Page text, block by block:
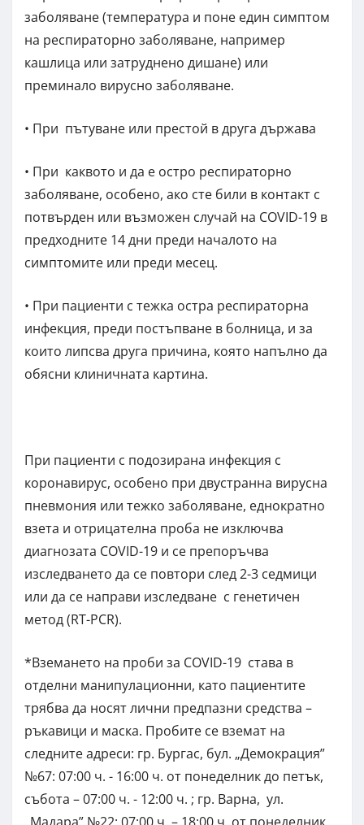
заболяване (температура и поне един симптом
на респираторно заболяване, например
кашлица или затруднено дишане) или
преминало вирусно заболяване.
• При пътуване или престой в друга държава
• При каквото и да е остро респираторно
заболяване, особено, ако сте били в контакт с
потвърден или възможен случай на COVID-19 в
предходните 14 дни преди началото на
симптомите или преди месец.
• При пациенти с тежка остра респираторна
инфекция, преди постъпване в болница, и за
които липсва друга причина, която напълно да
обясни клиничната картина.
При пациенти с подозирана инфекция с
коронавирус, особено при двустранна вирусна
пневмония или тежко заболяване, еднократно
взета и отрицателна проба не изключва
диагнозата COVID-19 и се препоръчва
изследването да се повтори след 2-3 седмици
или да се направи изследване с генетичен
метод (RT-PCR).
*Вземането на проби за COVID-19 става в
отделни манипулационни, като пациентите
трябва да носят лични предпазни средства –
ръкавици и маска. Пробите се вземат на
следните адреси: гр. Бургас, бул. „Демокрация”
№67: 07:00 ч. - 16:00 ч. от понеделник до петък,
събота – 07:00 ч. - 12:00 ч. ; гр. Варна, ул.